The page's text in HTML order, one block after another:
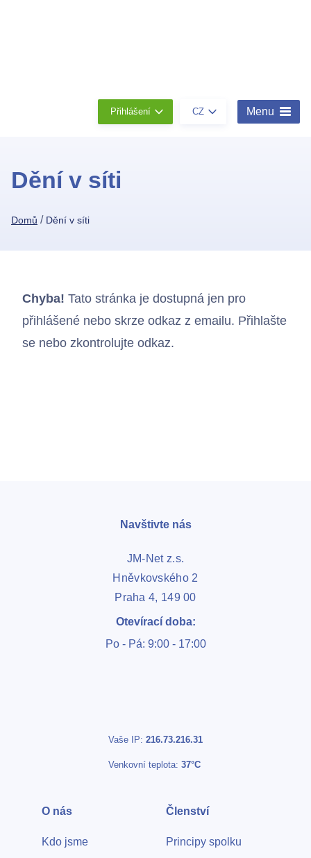
Přihlášení CZ Menu
Kontakty
Dění v síti
Domů / Dění v síti
Chyba! Tato stránka je dostupná jen pro
přihlášené nebo skrze odkaz z emailu. Přihlašte
se nebo zkontrolujte odkaz.
Vaše IP: 216.73.216.31
Venkovní teplota: 37°C
Navštivte nás
JM-Net z.s.
Hněvkovského 2
Praha 4, 149 00
Otevírací doba:
Po - Pá: 9:00 - 17:00
O nás
Kdo jsme
Členství
Principy spolku